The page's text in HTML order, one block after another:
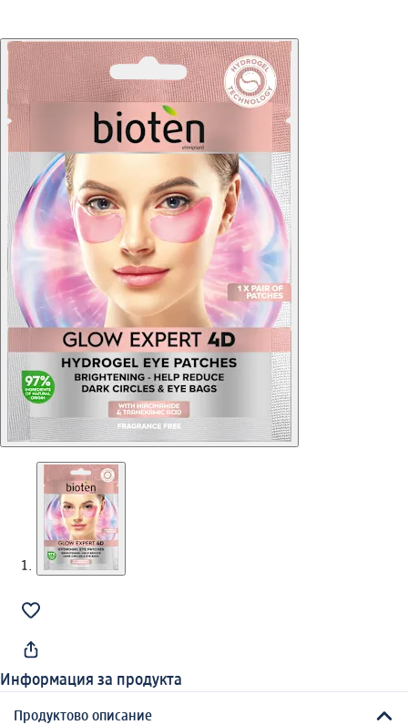
Информация за продукта
Продуктово описание